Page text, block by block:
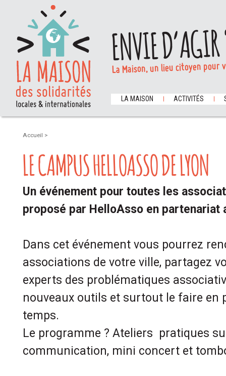
ENVIE
La Maison, un lieu citoyen
LA MAISON ACTIVITÉS
Accueil >
LE CAMPUS HELLOASSO DE LYON
Un événement pour toutes les
proposé par HelloAsso en partenariat
Dans cet événement vous pourrez
associations de votre ville, partagez
experts des problématiques
nouveaux outils et surtout le faire en
temps.
Le programme ? Ateliers pratiques
communication, mini concert et